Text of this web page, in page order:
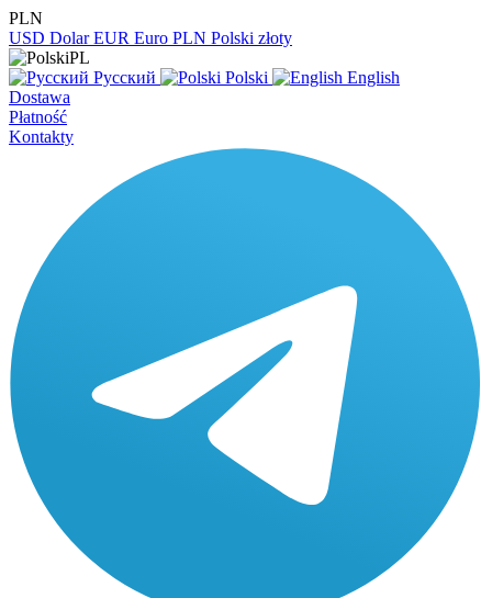
PLN
USD Dolar EUR Euro PLN Polski złoty
PL
Русский
Polski
English
Dostawa
Płatność
Kontakty